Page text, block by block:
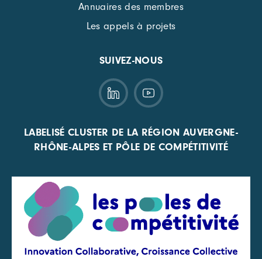
Annuaires des membres
Les appels à projets
SUIVEZ-NOUS
LABELISÉ CLUSTER DE LA RÉGION AUVERGNE-
RHÔNE-ALPES ET PÔLE DE COMPÉTITIVITÉ